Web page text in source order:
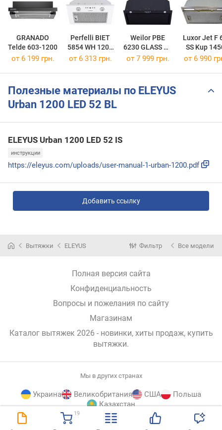
19
GRANADO
Telde 603-1200
Perfelli BIET
5854 WH 1200
LED
Weilor PBE
6230 GLASS BL
1100 LED
Luxor Jet F
SS Kup
LED
от 6 199 грн. от 6 313 грн. от 7 999 грн. от 6 990
Полезные материалы по ELEYUS
Urban 1200 LED 52 BL
ELEYUS Urban 1200 LED 52 IS
инструкции
https://eleyus.com/uploads/user-manual-1-urban-1200.pdf
Добавить ссылку
Вытяжки ELEYUS Фильтр Все модели
Полная версия сайта
Конфиденциальность
Вопросы и пожелания по сайту
Магазинам
Каталог вытяжек 2026 - новинки, хиты продаж, купить
вытяжки.
Мы в других странах
Украина Великобритания США
Польша
Казахстан